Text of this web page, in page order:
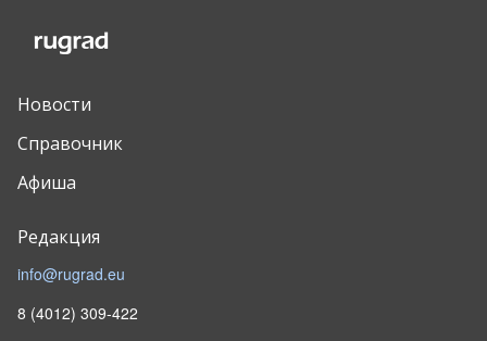
Новости
Справочник
Афиша
Редакция
info@rugrad.eu
8 (4012) 309-422